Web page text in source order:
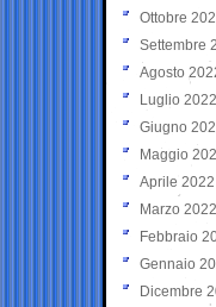
Ottobre
Settembre
Agosto
Luglio 2022
Giugno
Maggio
Aprile 2022
Marzo 2022
Febbraio
Gennaio
Dicembre